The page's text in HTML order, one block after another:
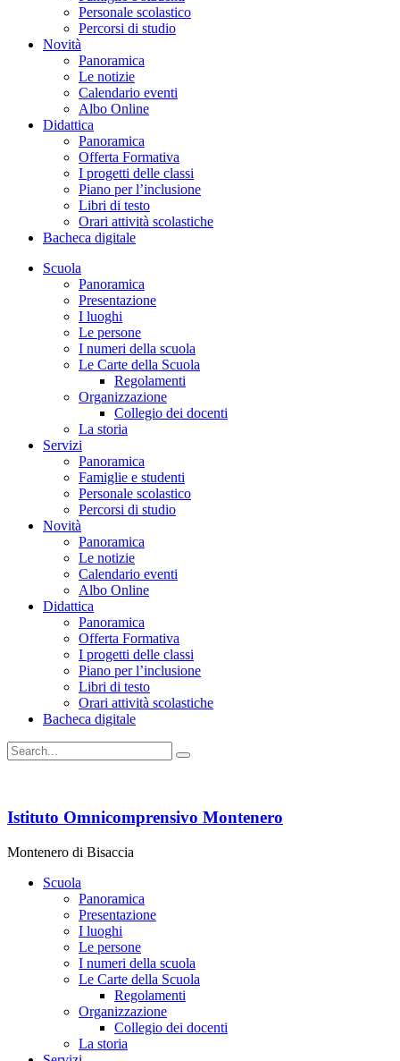
Personale scolastico
Percorsi di studio
Novità
Panoramica
Le notizie
Calendario eventi
Albo Online
Didattica
Panoramica
Offerta Formativa
I progetti delle classi
Piano per l’inclusione
Libri di testo
Orari attività scolastiche
Bacheca digitale
Scuola
Panoramica
Presentazione
I luoghi
Le persone
I numeri della scuola
Le Carte della Scuola
Regolamenti
Organizzazione
Collegio dei docenti
La storia
Servizi
Panoramica
Famiglie e studenti
Personale scolastico
Percorsi di studio
Novità
Panoramica
Le notizie
Calendario eventi
Albo Online
Didattica
Panoramica
Offerta Formativa
I progetti delle classi
Piano per l’inclusione
Libri di testo
Orari attività scolastiche
Bacheca digitale
Istituto Omnicomprensivo Montenero
Montenero di Bisaccia
Scuola
Panoramica
Presentazione
I luoghi
Le persone
I numeri della scuola
Le Carte della Scuola
Regolamenti
Organizzazione
Collegio dei docenti
La storia